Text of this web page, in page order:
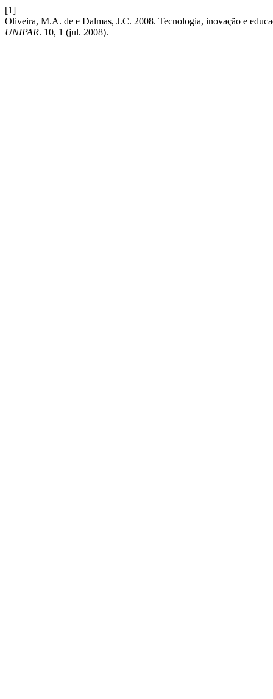
[1]
Oliveira, M.A. de e Dalmas, J.C. 2008. Tecnologia, inovação e
UNIPAR. 10, 1 (jul. 2008).